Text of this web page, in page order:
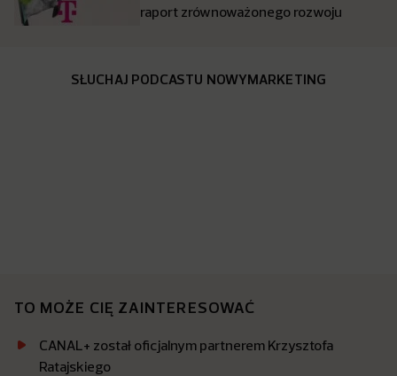
raport zrównoważonego rozwoju
SŁUCHAJ PODCASTU NOWYMARKETING
TO MOŻE CIĘ ZAINTERESOWAĆ
CANAL+ został oficjalnym partnerem Krzysztofa
Ratajskiego